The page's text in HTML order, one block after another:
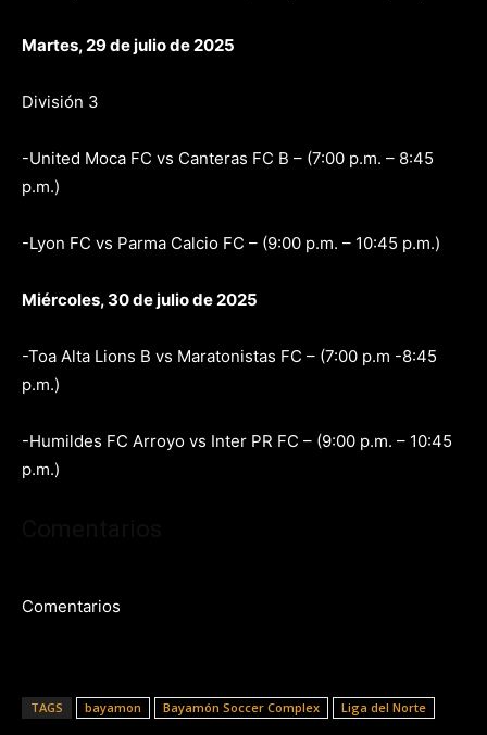
Martes, 29 de julio de 2025
División 3
-United Moca FC vs Canteras FC B – (7:00 p.m. – 8:45
p.m.)
-Lyon FC vs Parma Calcio FC – (9:00 p.m. – 10:45 p.m.)
Miércoles, 30 de julio de 2025
-Toa Alta Lions B vs Maratonistas FC – (7:00 p.m -8:45
p.m.)
-Humildes FC Arroyo vs Inter PR FC – (9:00 p.m. – 10:45
p.m.)
Comentarios
TAGS bayamon Bayamón Soccer Complex Liga del Norte